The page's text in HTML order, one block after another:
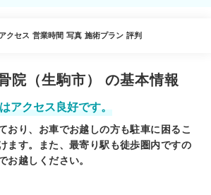
アクセス 営業時間 写真 施術プラン 評判
院（生駒市） の基本情報
アクセス良好です。
おり、お車でお越しの方も駐車に困るこ
ます。また、最寄り駅も徒歩圏内ですの
お越しください。